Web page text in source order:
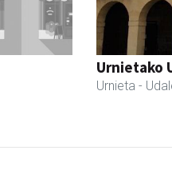
Urnietako
Urnieta -